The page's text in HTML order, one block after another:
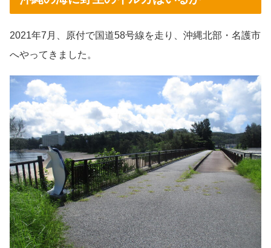
2021年7月、原付で国道58号線を走り、沖縄北部・名護市
へやってきました。